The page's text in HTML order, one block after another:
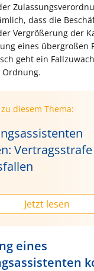
dass die
Vergrößerung der
eines übergroßen
geht ein
Ordnung.
diesem Thema:
Jetzt lesen
eines